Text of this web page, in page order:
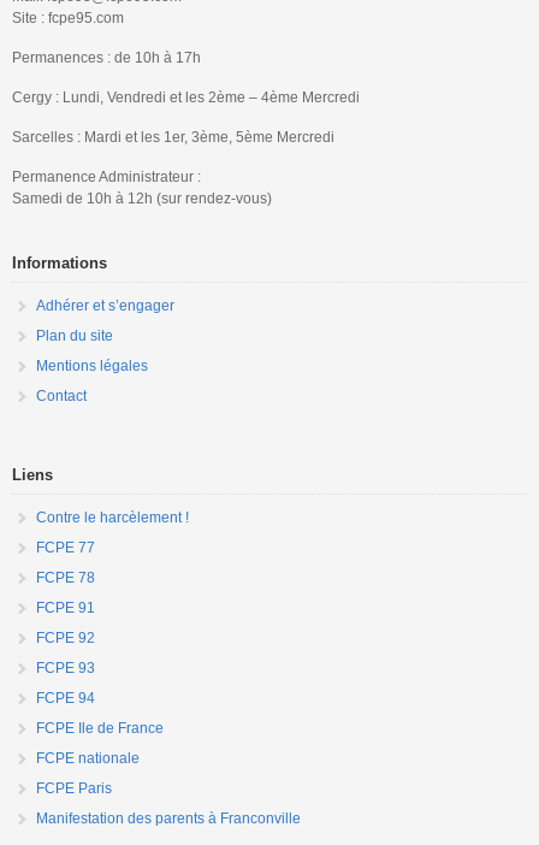
Site : fcpe95.com
Permanences : de 10h à 17h
Cergy : Lundi, Vendredi et les 2ème – 4ème Mercredi
Sarcelles : Mardi et les 1er, 3ème, 5ème Mercredi
Permanence Administrateur :
Samedi de 10h à 12h (sur rendez-vous)
Informations
Adhérer et s’engager
Plan du site
Mentions légales
Contact
Liens
Contre le harcèlement !
FCPE 77
FCPE 78
FCPE 91
FCPE 92
FCPE 93
FCPE 94
FCPE Ile de France
FCPE nationale
FCPE Paris
Manifestation des parents à Franconville